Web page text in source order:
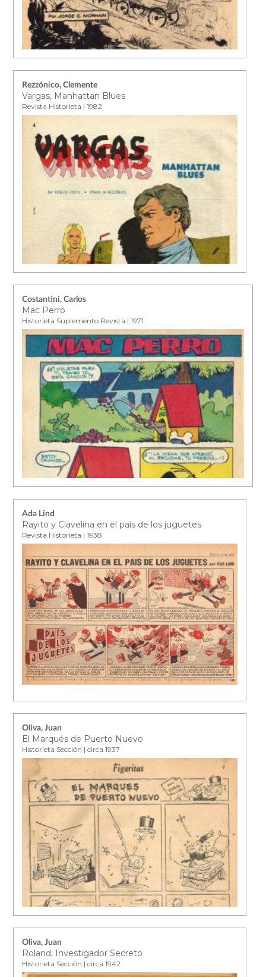
Rezzónico, Clemente
Vargas, Manhattan Blues
Revista Historieta | 1982
Costantini, Carlos
Mac Perro
Historieta Suplemento Revista | 1971
Ada Lind
Rayito y Clavelina en el país de los juguetes
Revista Historieta | 1938
Oliva, Juan
El Marqués de Puerto Nuevo
Historieta Sección | circa 1937
Oliva, Juan
Roland, Investigador Secreto
Historieta Sección | circa 1942